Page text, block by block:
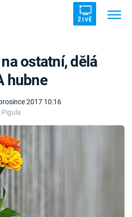
ŽIVĚ
2017 10:16
Pigula
ostatní, dělá
hubne